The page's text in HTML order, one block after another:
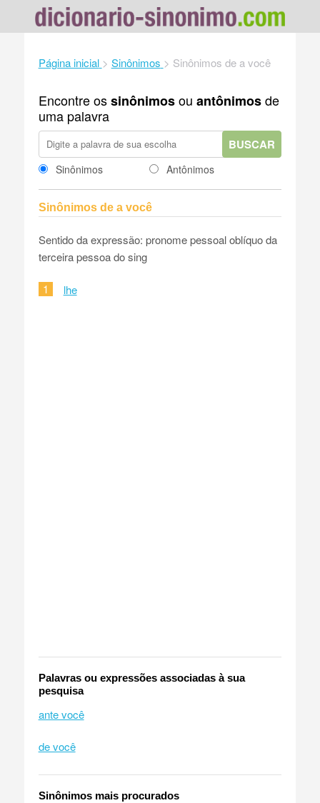
Página inicial > Sinônimos > Sinônimos de a você
Encontre ossinônimosou antônimosde
uma palavra
BUSCAR
Sinônimos Antônimos
Sinônimos de a você
Sentido da expressão: pronome pessoal oblíquo da
terceira pessoa do sing
1 lhe
Palavras ou expressões associadas à sua
pesquisa
ante você
de você
Sinônimos mais procurados